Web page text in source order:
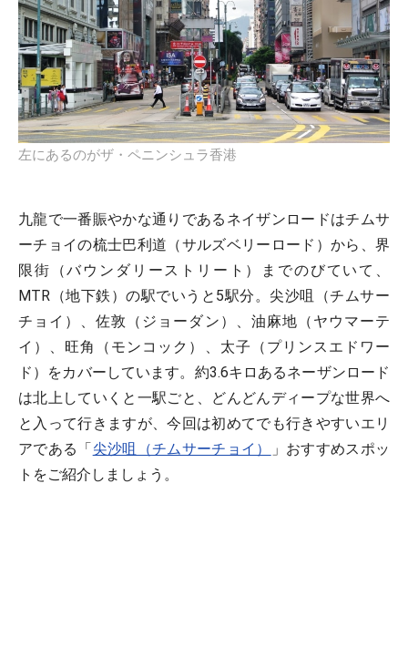
左にあるのがザ・ペニンシュラ香港
九龍で一番賑やかな通りであるネイザンロードはチムサ
ーチョイの梳士巴利道（サルズベリーロード）から、界
限街（バウンダリーストリート）までのびていて、
MTR（地下鉄）の駅でいうと5駅分。尖沙咀（チムサー
チョイ）、佐敦（ジョーダン）、油麻地（ヤウマーテ
イ）、旺角（モンコック）、太子（プリンスエドワー
ド）をカバーしています。約3.6キロあるネーザンロード
は北上していくと一駅ごと、どんどんディープな世界へ
と入って行きますが、今回は初めてでも行きやすいエリ
アである「尖沙咀（チムサーチョイ）
」おすすめスポッ
トをご紹介しましょう。